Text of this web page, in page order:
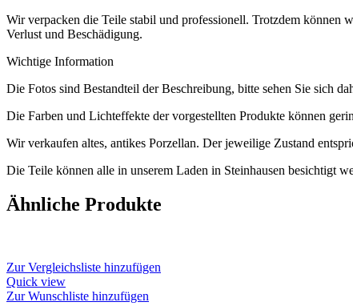
Wir verpacken die Teile stabil und professionell. Trotzdem können
Verlust und Beschädigung.
Wichtige Information
Die Fotos sind Bestandteil der Beschreibung, bitte sehen Sie sich
Die Farben und Lichteffekte der vorgestellten Produkte können
Wir verkaufen altes, antikes Porzellan. Der jeweilige Zustand
Die Teile können alle in unserem Laden in Steinhausen besichtigt
Ähnliche Produkte
Zur Vergleichsliste hinzufügen
Quick view
Zur Wunschliste hinzufügen